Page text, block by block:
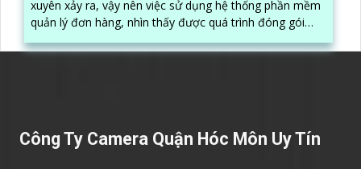
xuyên xảy ra, vậy nên việc sử dụng hệ thống phần mềm
quản lý đơn hàng, nhìn thấy được quá trình đóng gói
hàng hóa, kèm theo đấy là quy trình đóng gói cũng
được ghi lại một cách dễ dàng
Công Ty Camera Quận Hóc Môn Uy Tín